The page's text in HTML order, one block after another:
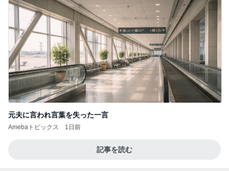
元夫に言われ言葉を失った一言
Amebaトピックス 1日前
記事を読む